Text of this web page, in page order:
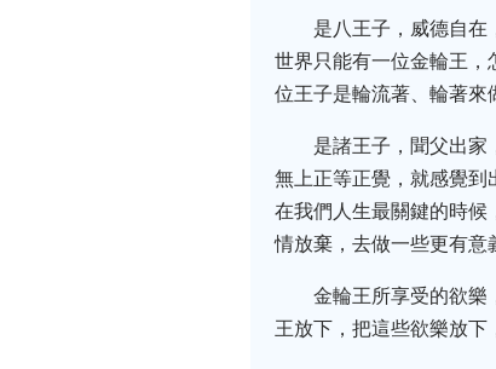
是八王子，威德自在
世界只能有一位金輪王，
位王子是輪流著、輪著來
是諸王子，聞父出家
無上正等正覺，就感覺到
在我們人生最關鍵的時候
情放棄，去做一些更有意
金輪王所享受的欲樂
王放下，把這些欲樂放下